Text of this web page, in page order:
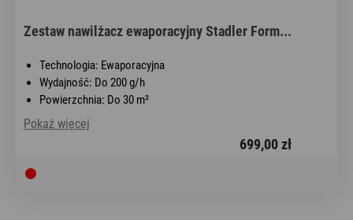
Zestaw nawilżacz ewaporacyjny Stadler Form...
Technologia: Ewaporacyjna
Wydajność: Do 200 g/h
Powierzchnia: Do 30 m²
Pokaż więcej
699,00 zł